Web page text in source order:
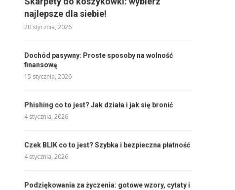
najlepsze dla siebie!
20 stycznia, 2026
Dochód pasywny: Proste sposoby na wolność
finansową
15 stycznia, 2026
Phishing co to jest? Jak działa i jak się bronić
4 stycznia, 2026
Czek BLIK co to jest? Szybka i bezpieczna płatność
4 stycznia, 2026
Podziękowania za życzenia: gotowe wzory, cytaty i